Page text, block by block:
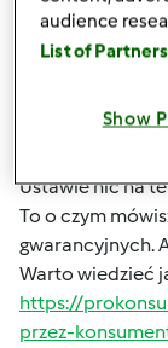
serwisu tylko do
I u niego
Dodatkowo
I przy drugiej
Ustawie nic na
To o czym
gwarancyjnych.
Warto wiedzieć
https://
przez-
audience
List of
Show